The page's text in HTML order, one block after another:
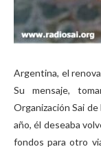
Argentina, el
Su mensaje,
Organización Sai
año, él deseaba
fondos para otro